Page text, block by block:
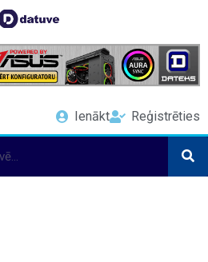
Ienākt Reģistrēties